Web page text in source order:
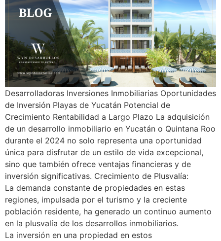
Desarrolladoras Inversiones Inmobiliarias Oportunidades
de Inversión Playas de Yucatán Potencial de
Crecimiento Rentabilidad a Largo Plazo La adquisición
de un desarrollo inmobiliario en Yucatán o Quintana Roo
durante el 2024 no solo representa una oportunidad
única para disfrutar de un estilo de vida excepcional,
sino que también ofrece ventajas financieras y de
inversión significativas. Crecimiento de Plusvalía:
La demanda constante de propiedades en estas
regiones, impulsada por el turismo y la creciente
población residente, ha generado un continuo aumento
en la plusvalía de los desarrollos inmobiliarios.
La inversión en una propiedad en estos